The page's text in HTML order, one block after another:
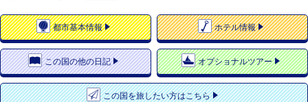
都市基本情報 ホテル情報
この国の他の日記 オプショナルツアー
この国を旅したい方はこちら